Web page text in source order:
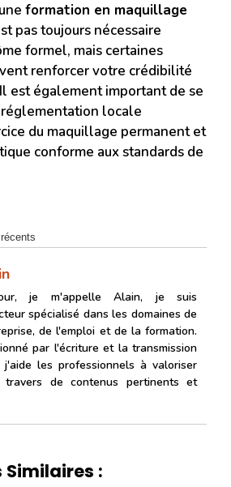
formation en maquillage
pas toujours nécessaire
formel, mais certaines
renforcer votre crédibilité
est également important de se
locale
du maquillage permanent et
conforme aux standards de
je m'appelle Alain, je suis
spécialisé dans les domaines de
de l'emploi et de la formation.
par l'écriture et la transmission
j'aide les professionnels à valoriser
de contenus pertinents et
: